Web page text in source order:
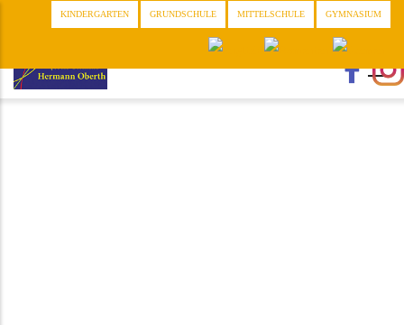
Inhalt
KINDERGARTEN GRUNDSCHULE MITTELSCHULE GYMNASIUM